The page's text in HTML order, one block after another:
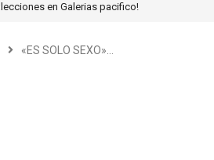
en Galerias pacifico!
«ES SOLO SEXO»…